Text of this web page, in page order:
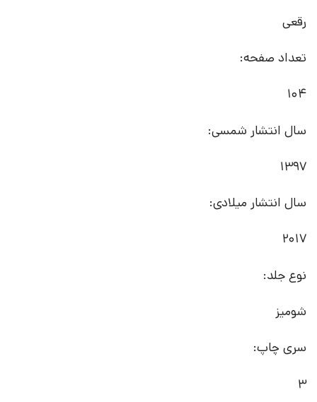
رقعی
تعداد صفحه:
104
سال انتشار شمسی:
1397
سال انتشار میلادی:
2017
نوع جلد:
شومیز
سری چاپ:
3